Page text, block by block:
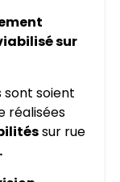
sur
sont soient
réalisées
sur rue